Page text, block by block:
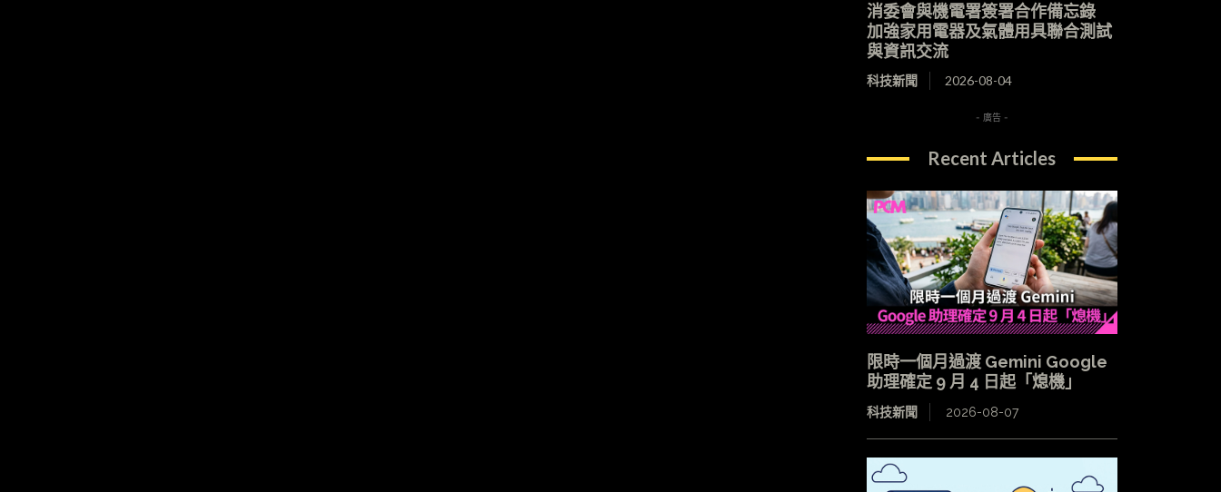
消委會與機電署簽署合作備忘錄
加強家用電器及氣體用具聯合測試
與資訊交流
科技新聞 2026-08-04
- 廣告 -
Recent Articles
限時一個月過渡 Gemini Google
助理確定 9 月 4 日起「熄機」
科技新聞 2026-08-07